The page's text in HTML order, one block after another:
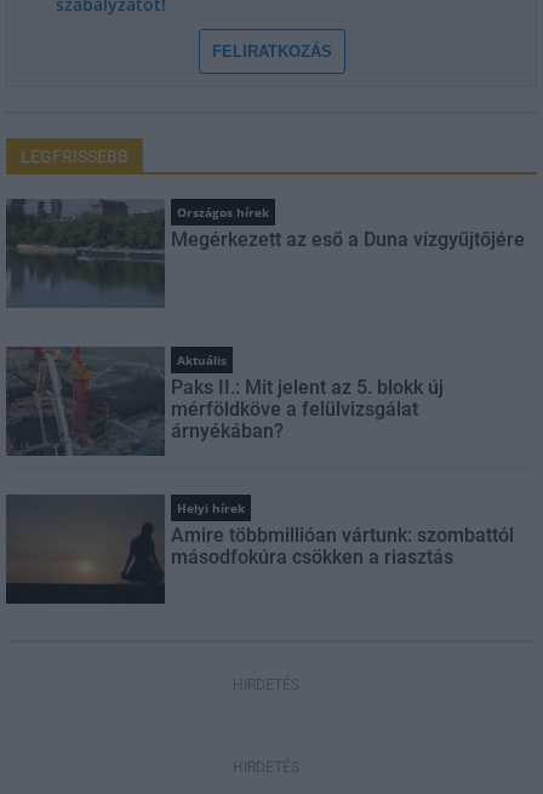
FELIRATKOZÁS
LEGFRISSEBB
Országos hírek
Megérkezett az eső a Duna vízgyűjtőjére
Aktuális
Paks II.: Mit jelent az 5. blokk új
mérföldköve a felülvizsgálat
árnyékában?
Helyi hírek
Amire többmillióan vártunk: szombattól
másodfokúra csökken a riasztás
HIRDETÉS
HIRDETÉS